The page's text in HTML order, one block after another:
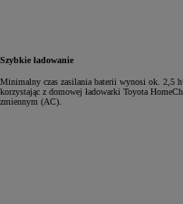
Szybkie ładowanie
Minimalny czas zasilania baterii wynosi ok. 2,5
korzystając z domowej ładowarki Toyota
zmiennym (AC).